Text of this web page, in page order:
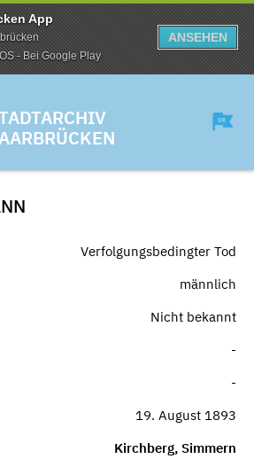
App
- Bei Google Play
ANSEHEN
Verfolgungsbedingter Tod
männlich
Nicht bekannt
-
-
19. August 1893
Kirchberg, Simmern